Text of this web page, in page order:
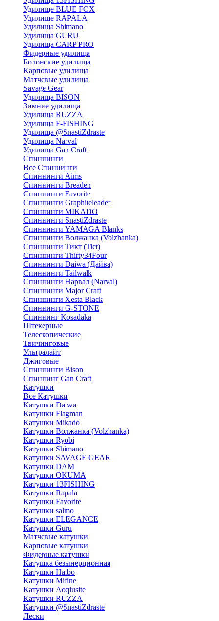
Удилище BLUE FOX
Удилище RAPALA
Удилища Shimano
Удилища GURU
Удилища CARP PRO
Фидерные удилища
Болонские удилища
Карповые удилища
Матчевые удилища
Savage Gear
Удилища BISON
Зимние удилища
Удилища RUZZA
Удилища F-FISHING
Удилища @SnastiZdraste
Удилища Narval
Удилища Gan Craft
Спиннинги
Все Спиннинги
Спиннинги Aims
Спиннинги Breaden
Спиннинги Favorite
Спиннинги Graphiteleader
Спиннинги MIKADO
Спиннинги SnastiZdraste
Спиннинги YAMAGA Blanks
Спиннинги Волжанка (Volzhanka)
Спиннинги Тикт (Tict)
Спиннинги Thirty34Four
Спиннинги Daiwa (Дайва)
Спиннинги Tailwalk
Спиннинги Нарвал (Narval)
Спиннинги Major Craft
Спиннинги Xesta Black
Спиннинги G-STONE
Спиннинг Kosadaka
Штекерные
Телескопические
Твичинговые
Ультралайт
Джиговые
Спиннинги Bison
Спиннинг Gan Craft
Катушки
Все Катушки
Катушки Daiwa
Катушки Flagman
Катушки Mikado
Катушки Волжанка (Volzhanka)
Катушки Ryobi
Катушки Shimano
Катушки SAVAGE GEAR
Катушки DAM
Катушки OKUMA
Катушки 13FISHING
Катушки Rapala
Катушки Favorite
Катушки salmo
Катушки ELEGANCE
Катушки Guru
Матчевые катушки
Карповые катушки
Фидерные катушки
Катушка безынерционная
Катушки Haibo
Катушки Mifine
Катушки Aoqiusite
Катушки RUZZA
Катушки @SnastiZdraste
Лески